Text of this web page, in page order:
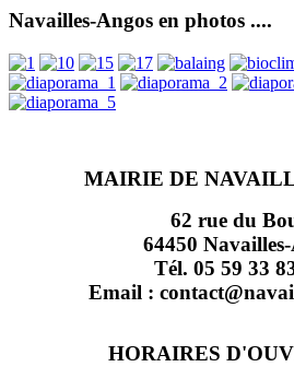
Navailles-Angos en photos ....
MAIRIE DE
62 rue du
64450
Tél. 05 59 33
Email :
HORAIRES